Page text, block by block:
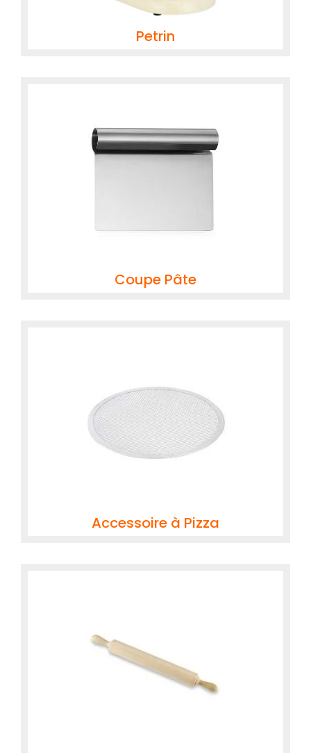
Petrin
Coupe Pâte
Accessoire à Pizza